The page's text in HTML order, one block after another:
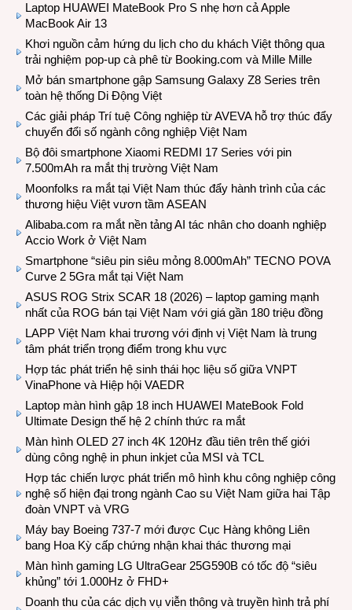
Laptop HUAWEI MateBook Pro S nhẹ hơn cả Apple
MacBook Air 13
Khơi nguồn cảm hứng du lịch cho du khách Việt thông qua
trải nghiệm pop-up cà phê từ Booking.com và Mille Mille
Mở bán smartphone gập Samsung Galaxy Z8 Series trên
toàn hệ thống Di Động Việt
Các giải pháp Trí tuệ Công nghiệp từ AVEVA hỗ trợ thúc đẩy
chuyển đổi số ngành công nghiệp Việt Nam
Bộ đôi smartphone Xiaomi REDMI 17 Series với pin
7.500mAh ra mắt thị trường Việt Nam
Moonfolks ra mắt tại Việt Nam thúc đẩy hành trình của các
thương hiệu Việt vươn tầm ASEAN
Alibaba.com ra mắt nền tảng AI tác nhân cho doanh nghiệp
Accio Work ở Việt Nam
Smartphone “siêu pin siêu mỏng 8.000mAh” TECNO POVA
Curve 2 5Gra mắt tại Việt Nam
ASUS ROG Strix SCAR 18 (2026) – laptop gaming mạnh
nhất của ROG bán tại Việt Nam với giá gần 180 triệu đồng
LAPP Việt Nam khai trương với định vị Việt Nam là trung
tâm phát triển trọng điểm trong khu vực
Hợp tác phát triển hệ sinh thái học liệu số giữa VNPT
VinaPhone và Hiệp hội VAEDR
Laptop màn hình gập 18 inch HUAWEI MateBook Fold
Ultimate Design thế hệ 2 chính thức ra mắt
Màn hình OLED 27 inch 4K 120Hz đầu tiên trên thế giới
dùng công nghệ in phun inkjet của MSI và TCL
Hợp tác chiến lược phát triển mô hình khu công nghiệp công
nghệ số hiện đại trong ngành Cao su Việt Nam giữa hai Tập
đoàn VNPT và VRG
Máy bay Boeing 737-7 mới được Cục Hàng không Liên
bang Hoa Kỳ cấp chứng nhận khai thác thương mại
Màn hình gaming LG UltraGear 25G590B có tốc độ “siêu
khủng” tới 1.000Hz ở FHD+
Doanh thu của các dịch vụ viễn thông và truyền hình trả phí